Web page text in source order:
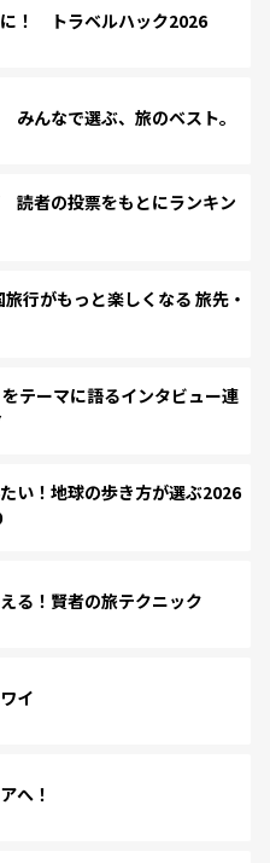
！ トラベルハック2026
んなで選ぶ、旅のベスト。
読者の投票をもとにランキン
行がもっと楽しくなる 旅先・
テーマに語るインタビュー連
い！地球の歩き方が選ぶ2026
る！賢者の旅テクニック
イ
へ！